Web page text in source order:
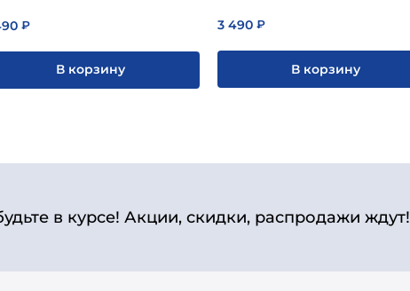
₽
В корзину
3 490₽
В корзину
в курсе! Акции, скидки, распродажи ждут!